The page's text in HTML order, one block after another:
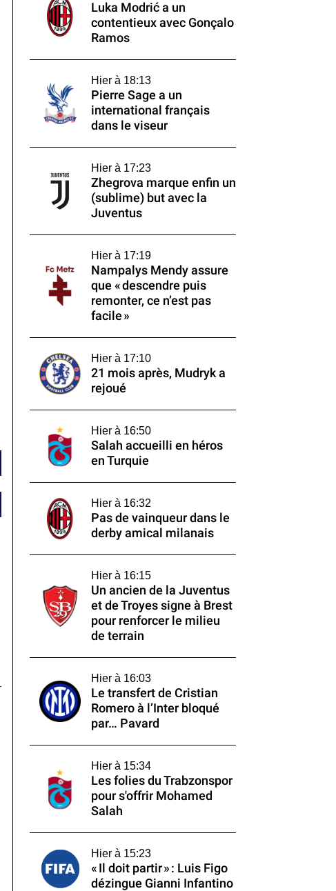
Luka Modrić a un
contentieux avec Gonçalo
Ramos
Hier à 18:13
Pierre Sage a un
international français
dans le viseur
Hier à 17:23
Zhegrova marque enfin un
(sublime) but avec la
Juventus
Hier à 17:19
Nampalys Mendy assure
que « descendre puis
remonter, ce n’est pas
facile »
Hier à 17:10
21 mois après, Mudryk a
rejoué
Hier à 16:50
Salah accueilli en héros
en Turquie
Hier à 16:32
Pas de vainqueur dans le
derby amical milanais
Hier à 16:15
Un ancien de la Juventus
et de Troyes signe à Brest
pour renforcer le milieu
de terrain
Hier à 16:03
Le transfert de Cristian
Romero à l’Inter bloqué
par… Pavard
Hier à 15:34
Les folies du Trabzonspor
pour s'offrir Mohamed
Salah
Hier à 15:23
« Il doit partir » : Luis Figo
dézingue Gianni Infantino